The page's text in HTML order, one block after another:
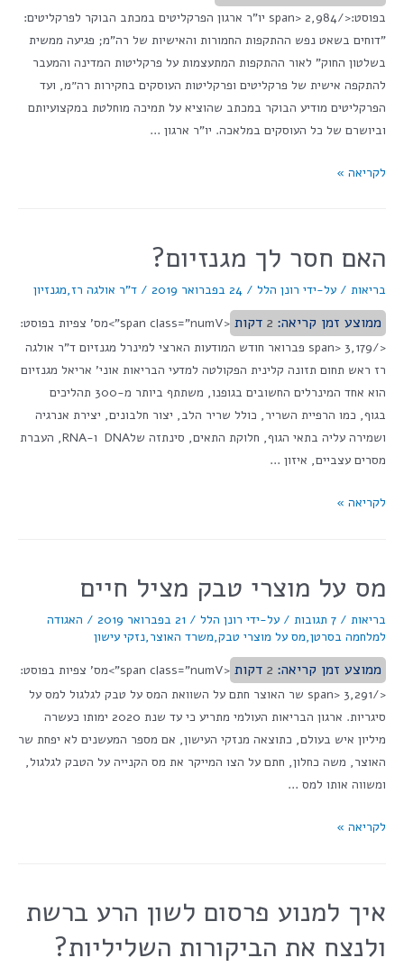
בפוסט:</span> 2,984 יו"ר ארגון הפרקליטים במכתב הבוקר לפרקליטים:
"דוחים בשאט נפש ההתקפות החמורות והאישיות של רה"מ; פגיעה ממשית
בשלטון החוק" לאור ההתקפות המתעצמות על פרקליטות המדינה והמעבר
להתקפה אישית של פרקליטים ופרקליטות העוסקים בחקירות רה״מ, ועד
הפרקליטים מודיע הבוקר במכתב שהוציא על תמיכה מוחלטת במקצועיותם
וביושרם של כל העוסקים במלאכה. יו"ר ארגון …
לקריאה »
האם חסר לך מגנזיום?
בריאות / על-ידי רונן הלל / 24 בפברואר 2019 / ד"ר אולגה רז,מגנזיון
ממוצע זמן קריאה: 2 דקות
<span class="numV">מס' צפיות בפוסט:
</span> 3,179 פברואר חודש המודעות הארצי למינרל מגנזיום ד"ר אולגה
רז ראש תחום תזונה קלינית הפקולטה למדעי הבריאות אוני' אריאל מגנזיום
הוא אחד המינרלים החשובים בגופנו, משתתף ביותר מ-300 תהליכים
בגוף, כמו הרפיית השריר, כולל שריר הלב, יצור חלבונים, יצירת אנרגיה
ושמירה עליה בתאי הגוף, חלוקת התאים, סינתזה שלDNA ו-RNA, העברת
מסרים עצביים, איזון …
לקריאה »
מס על מוצרי טבק מציל חיים
בריאות / 7 תגובות / על-ידי רונן הלל / 21 בפברואר 2019 / האגודה
למלחמה בסרטן,מס על מוצרי טבק,משרד האוצר,נזקי עישון
ממוצע זמן קריאה: 2 דקות
<span class="numV">מס' צפיות בפוסט:
</span> 3,291 שר האוצר חתם על השוואת המס על טבק לגלגול למס על
סיגריות. ארגון הבריאות העולמי מתריע כי עד שנת 2020 ימותו כעשרה
מיליון איש בעולם, כתוצאה מנזקי העישון, אם מספר המעשנים לא יפחת שר
האוצר, משה כחלון, חתם על הצו המייקר את מס הקנייה על הטבק לגלגול,
ומשווה אותו למס …
לקריאה »
איך למנוע פרסום לשון הרע ברשת
ולנצח את הביקורות השליליות?